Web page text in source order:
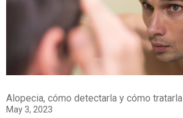
Alopecia, cómo detectarla y cómo tratarla
May 3, 2023